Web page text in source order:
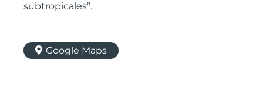
subtropicales”.
Google Maps